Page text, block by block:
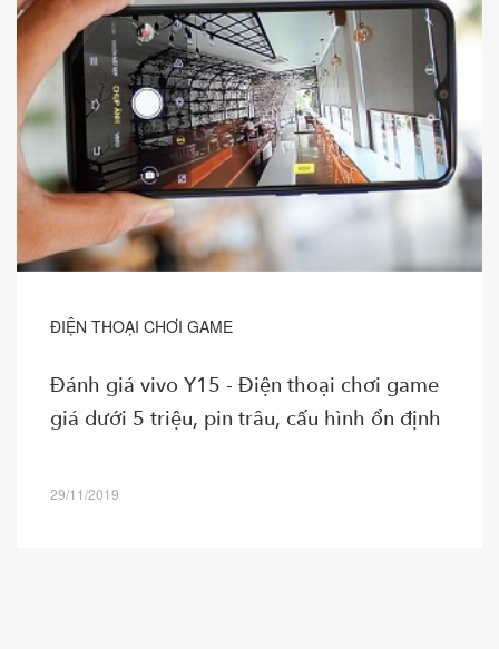
ĐIỆN THOẠI CHƠI GAME
Đánh giá vivo Y15 - Điện thoại chơi game
giá dưới 5 triệu, pin trâu, cấu hình ổn định
29/11/2019